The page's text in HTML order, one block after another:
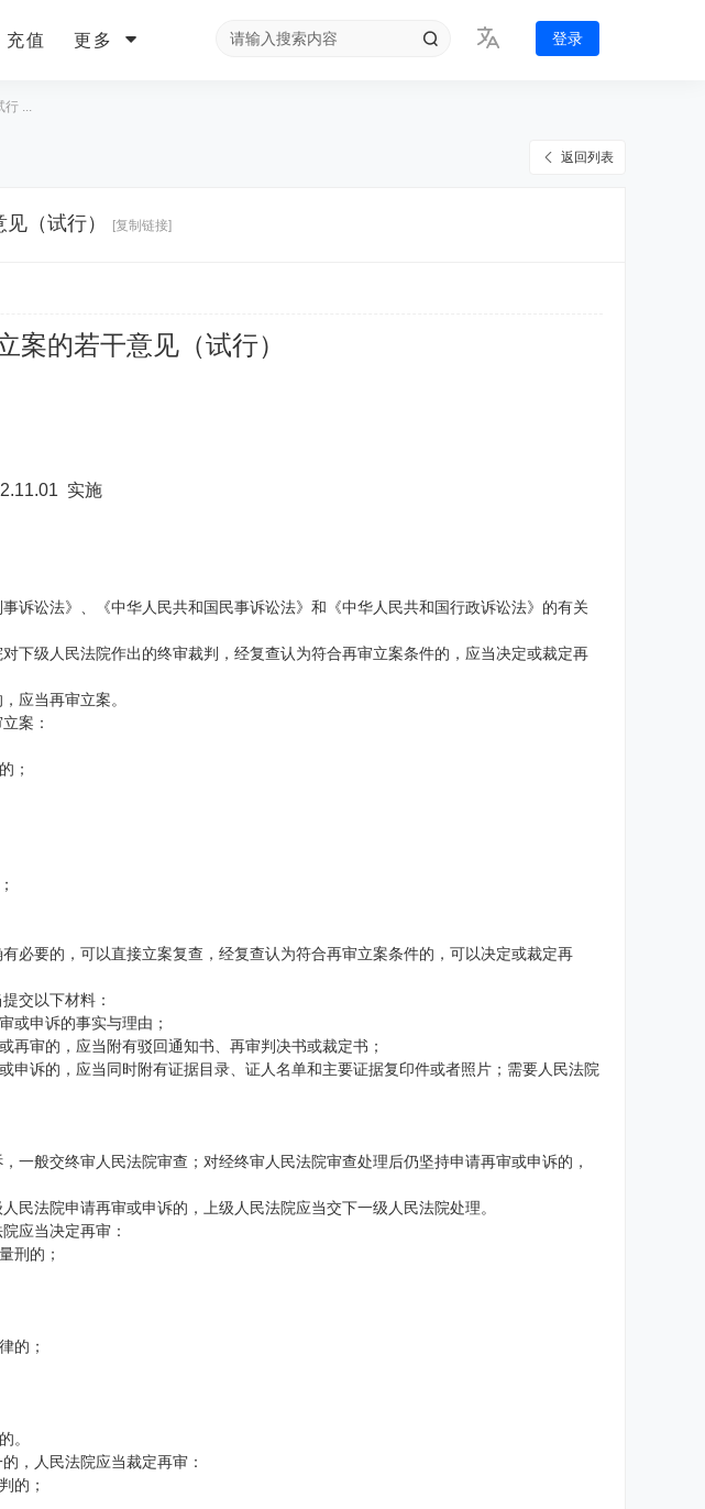
充值 更多 登录
行 ...
返回列表
（试行） [复制链接]
案的若干意见（试行）
实施
诉讼法》、《中华人民共和国民事诉讼法》和《中华人民共和国行政诉讼法》的有关
级人民法院作出的终审裁判，经复查认为符合再审立案条件的，应当决定或裁定再
应当再审立案。
案：
；
要的，可以直接立案复查，经复查认为符合再审立案条件的，可以决定或裁定再
交以下材料：
或申诉的事实与理由；
审的，应当附有驳回通知书、再审判决书或裁定书；
申诉的，应当同时附有证据目录、证人名单和主要证据复印件或者照片；需要人民法院
一般交终审人民法院审查；对经终审人民法院审查处理后仍坚持申请再审或申诉的，
民法院申请再审或申诉的，上级人民法院应当交下一级人民法院处理。
应当决定再审：
刑的；
的；
。
，人民法院应当裁定再审：
的；